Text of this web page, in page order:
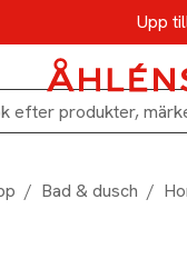
Upp
/ Bad & dusch /